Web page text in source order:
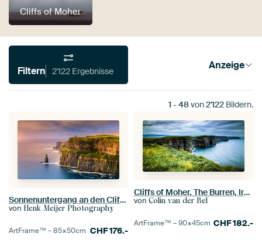
Cliffs of Moher
Filtern 2'122 Ergebnisse Anzeige
1 - 48von2'122 Bildern.
Sonnenuntergang an den Cliffs of Moher, Irland
von Henk Meijer Photography
ArtFrame™ –85×50cm CHF176.-
Cliffs of Moher, The Burren, Ireland
von Colin van der Bel
ArtFrame™ –90×45cm CHF182.-